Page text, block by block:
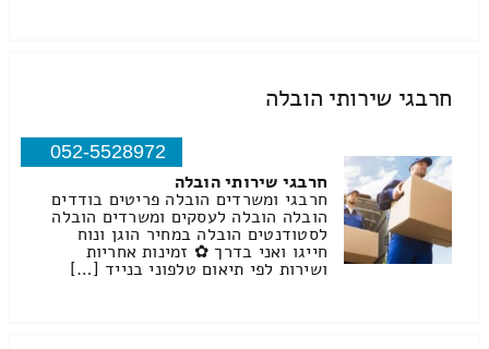
חרבגי שירותי הובלה
052-5528972
חרבגי שירותי הובלה
חרבגי ומשרדים הובלה פריטים בודדים
הובלה הובלה לעסקים ומשרדים הובלה
לסטודנטים הובלה במחיר הוגן ונוח
חייגו ואני בדרך ✿ זמינות אחריות
ושירות לפי תיאום טלפוני בנייד […]